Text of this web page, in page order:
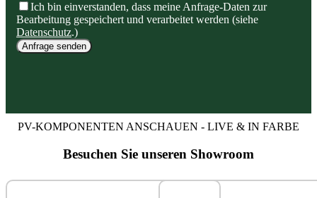
Ich bin einverstanden, dass meine Anfrage-Daten zur
Bearbeitung gespeichert und verarbeitet werden (siehe
Datenschutz.)
Anfrage senden
PV-KOMPONENTEN ANSCHAUEN - LIVE & IN FARBE
Besuchen Sie unseren Showroom